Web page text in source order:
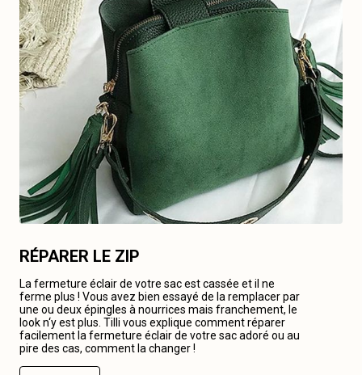
RÉPARER LE ZIP
La fermeture éclair de votre sac est cassée et il ne
ferme plus ! Vous avez bien essayé de la remplacer par
une ou deux épingles à nourrices mais franchement, le
look n‘y est plus. Tilli vous explique comment réparer
facilement la fermeture éclair de votre sac adoré ou au
pire des cas, comment la changer !